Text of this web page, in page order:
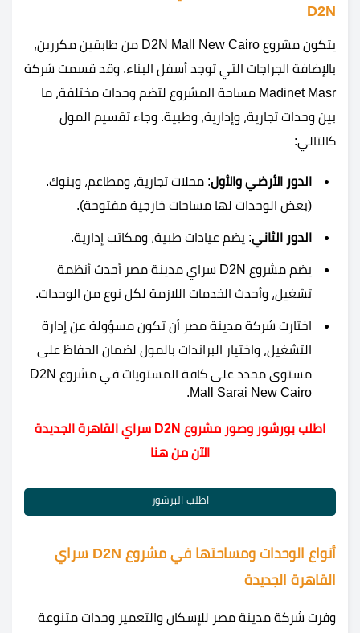
D2N
يتكون مشروع D2N Mall New Cairo من طابقين مكررين،
بالإضافة الجراجات التي توجد أسفل البناء. وقد قسمت شركة
Madinet Masr مساحة المشروع لتضم وحدات مختلفة، ما
بين وحدات تجارية، وإدارية، وطبية. وجاء تقسيم المول
كالتالي:
الدور الأرضي والأول: محلات تجارية، ومطاعم، وبنوك.
(بعض الوحدات لها مساحات خارجية مفتوحة).
الدور الثاني: يضم عيادات طبية، ومكاتب إدارية.
يضم مشروع D2N سراي مدينة مصر أحدث أنظمة
تشغيل، وأحدث الخدمات اللازمة لكل نوع من الوحدات.
اختارت شركة مدينة مصر أن تكون مسؤولة عن إدارة
التشغيل، واختيار البراندات بالمول لضمان الحفاظ على
مستوى محدد على كافة المستويات في مشروع D2N
Mall Sarai New Cairo.
اطلب بورشور وصور مشروع D2N سراي القاهرة الجديدة
الآن من هنا
اطلب البرشور
أنواع الوحدات ومساحتها في مشروع D2N سراي
القاهرة الجديدة
وفرت شركة مدينة مصر للإسكان والتعمير وحدات متنوعة